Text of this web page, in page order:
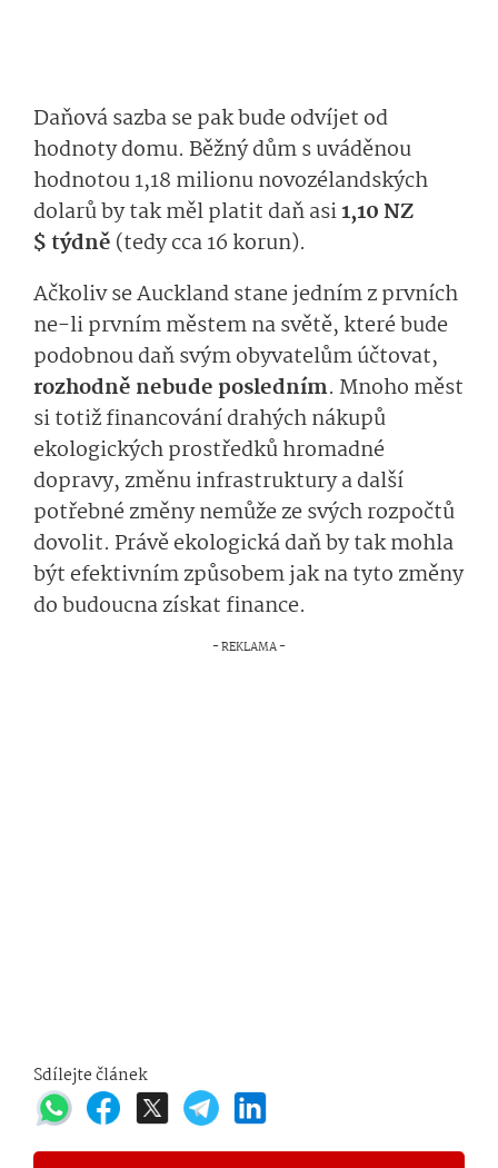
Daňová sazba se pak bude odvíjet od
hodnoty domu. Běžný dům s uváděnou
hodnotou 1,18 milionu novozélandských
dolarů by tak měl platit daň asi1,10 NZ
$ týdně (tedy cca 16 korun).
Ačkoliv se Auckland stane jedním z prvních
ne-li prvním městem na světě, které bude
podobnou daň svým obyvatelům účtovat,
rozhodně nebude posledním. Mnoho měst
si totiž financování drahých nákupů
ekologických prostředků hromadné
dopravy, změnu infrastruktury a další
potřebné změny nemůže ze svých rozpočtů
dovolit. Právě ekologická daň by tak mohla
být efektivním způsobem jak na tyto změny
do budoucna získat finance.
Sdílejte článek